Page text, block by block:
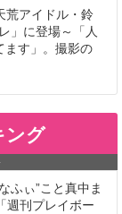
荒アイドル・鈴
」に登場～「人
ます」。撮影の
ング
ふぃ”こと真中ま
週刊プレイボー